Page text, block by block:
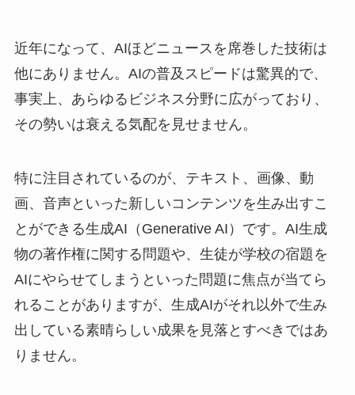
近年になって、AIほどニュースを席巻した技術は
他にありません。AIの普及スピードは驚異的で、
事実上、あらゆるビジネス分野に広がっており、
その勢いは衰える気配を見せません。
特に注目されているのが、テキスト、画像、動
画、音声といった新しいコンテンツを生み出すこ
とができる生成AI（Generative AI）です。AI生成
物の著作権に関する問題や、生徒が学校の宿題を
AIにやらせてしまうといった問題に焦点が当てら
れることがありますが、生成AIがそれ以外で生み
出している素晴らしい成果を見落とすべきではあ
りません。